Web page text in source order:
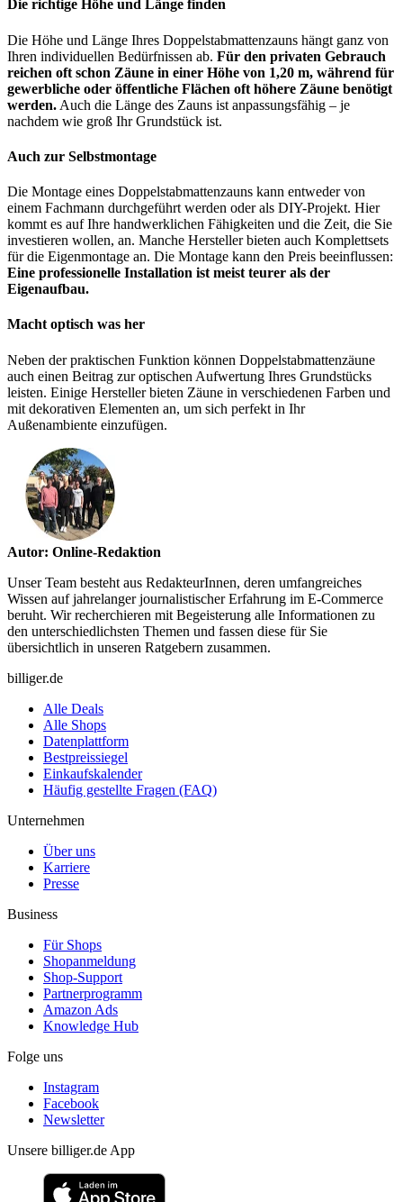
Die richtige Höhe und Länge finden
Die Höhe und Länge Ihres Doppelstabmattenzauns hängt ganz von
Ihren individuellen Bedürfnissen ab. Für den privaten Gebrauch
reichen oft schon Zäune in einer Höhe von 1,20 m, während für
gewerbliche oder öffentliche Flächen oft höhere Zäune benötigt
werden. Auch die Länge des Zauns ist anpassungsfähig – je
nachdem wie groß Ihr Grundstück ist.
Auch zur Selbstmontage
Die Montage eines Doppelstabmattenzauns kann entweder von
einem Fachmann durchgeführt werden oder als DIY-Projekt. Hier
kommt es auf Ihre handwerklichen Fähigkeiten und die Zeit, die Sie
investieren wollen, an. Manche Hersteller bieten auch Komplettsets
für die Eigenmontage an. Die Montage kann den Preis beeinflussen:
Eine professionelle Installation ist meist teurer als der
Eigenaufbau.
Macht optisch was her
Neben der praktischen Funktion können Doppelstabmattenzäune
auch einen Beitrag zur optischen Aufwertung Ihres Grundstücks
leisten. Einige Hersteller bieten Zäune in verschiedenen Farben und
mit dekorativen Elementen an, um sich perfekt in Ihr
Außenambiente einzufügen.
Autor: Online-Redaktion
Unser Team besteht aus RedakteurInnen, deren umfangreiches
Wissen auf jahrelanger journalistischer Erfahrung im E-Commerce
beruht. Wir recherchieren mit Begeisterung alle Informationen zu
den unterschiedlichsten Themen und fassen diese für Sie
übersichtlich in unseren Ratgebern zusammen.
billiger.de
Alle Deals
Alle Shops
Datenplattform
Bestpreissiegel
Einkaufskalender
Häufig gestellte Fragen (FAQ)
Unternehmen
Über uns
Karriere
Presse
Business
Für Shops
Shopanmeldung
Shop-Support
Partnerprogramm
Amazon Ads
Knowledge Hub
Folge uns
Instagram
Facebook
Newsletter
Unsere billiger.de App